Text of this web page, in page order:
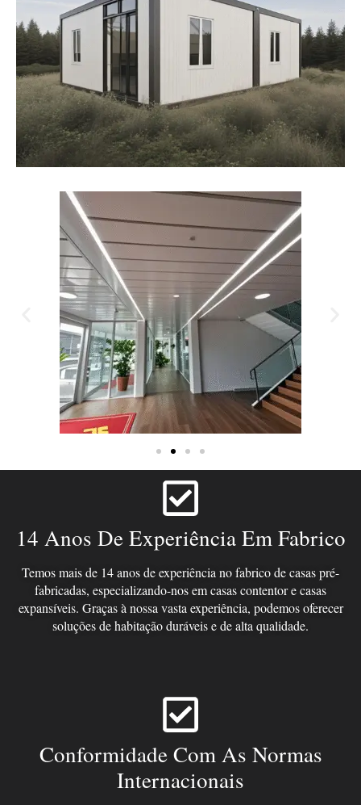
14 Anos De Experiência Em Fabrico
Temos mais de 14 anos de experiência no fabrico de casas pré-
fabricadas, especializando-nos em casas contentor e casas
expansíveis. Graças à nossa vasta experiência, podemos oferecer
soluções de habitação duráveis ​​e de alta qualidade.
Conformidade Com As Normas
Internacionais